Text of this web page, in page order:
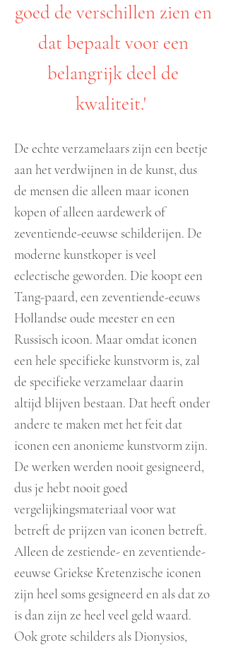
goed de verschillen zien en
dat bepaalt voor een
belangrijk deel de
kwaliteit.'
De echte verzamelaars zijn een beetje
aan het verdwijnen in de kunst, dus
de mensen die alleen maar iconen
kopen of alleen aardewerk of
zeventiende-eeuwse schilderijen. De
moderne kunstkoper is veel
eclectische geworden. Die koopt een
Tang-paard, een zeventiende-eeuws
Hollandse oude meester en een
Russisch icoon. Maar omdat iconen
een hele specifieke kunstvorm is, zal
de specifieke verzamelaar daarin
altijd blijven bestaan. Dat heeft onder
andere te maken met het feit dat
iconen een anonieme kunstvorm zijn.
De werken werden nooit gesigneerd,
dus je hebt nooit goed
vergelijkingsmateriaal voor wat
betreft de prijzen van iconen betreft.
Alleen de zestiende- en zeventiende-
eeuwse Griekse Kretenzische iconen
zijn heel soms gesigneerd en als dat zo
is dan zijn ze heel veel geld waard.
Ook grote schilders als Dionysios,